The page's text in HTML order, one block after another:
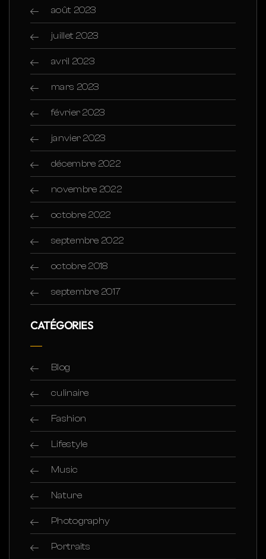
août 2023
juillet 2023
avril 2023
mars 2023
février 2023
janvier 2023
décembre 2022
novembre 2022
octobre 2022
septembre 2022
octobre 2018
septembre 2017
CATÉGORIES
Blog
culinaire
Fashion
Lifestyle
Music
Nature
Photography
Portraits